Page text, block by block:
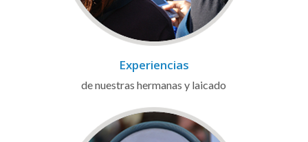
Experiencias
de nuestras hermanas y laicado